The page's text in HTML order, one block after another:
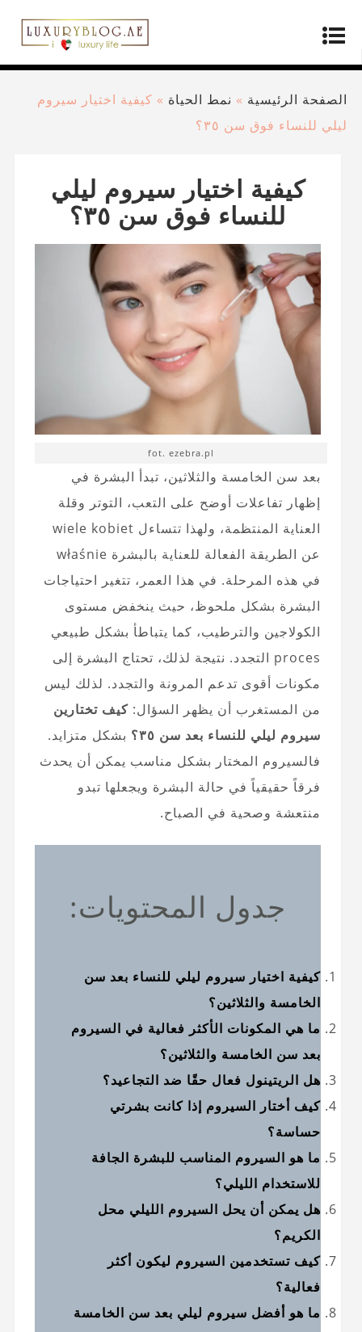
الصفحة الرئيسية » نمط الحياة » كيفية اختيار سيروم
ليلي للنساء فوق سن ٣٥؟
كيفية اختيار سيروم ليلي
للنساء فوق سن ٣٥؟
fot. ezebra.pl
بعد سن الخامسة والثلاثين، تبدأ البشرة في
إظهار تفاعلات أوضح على التعب، التوتر وقلة
العناية المنتظمة، ولهذا تتساءل wiele kobiet
عن الطريقة الفعالة للعناية بالبشرة właśnie
في هذه المرحلة. في هذا العمر، تتغير احتياجات
البشرة بشكل ملحوظ، حيث ينخفض مستوى
الكولاجين والترطيب، كما يتباطأ بشكل طبيعي
proces التجدد. نتيجة لذلك، تحتاج البشرة إلى
مكونات أقوى تدعم المرونة والتجدد. لذلك ليس
من المستغرب أن يظهر السؤال: كيف تختارين
سيروم ليلي للنساء بعد سن ٣٥؟
بشكل متزايد.
فالسيروم المختار بشكل مناسب يمكن أن يحدث
فرقاً حقيقياً في حالة البشرة ويجعلها تبدو
منتعشة وصحية في الصباح.
جدول المحتويات:
كيفية اختيار سيروم ليلي للنساء بعد سن
الخامسة والثلاثين؟
ما هي المكونات الأكثر فعالية في السيروم
بعد سن الخامسة والثلاثين؟
هل الريتينول فعال حقًا ضد التجاعيد؟
كيف أختار السيروم إذا كانت بشرتي
حساسة؟
ما هو السيروم المناسب للبشرة الجافة
للاستخدام الليلي؟
هل يمكن أن يحل السيروم الليلي محل
الكريم؟
كيف تستخدمين السيروم ليكون أكثر
فعالية؟
ما هو أفضل سيروم ليلي بعد سن الخامسة